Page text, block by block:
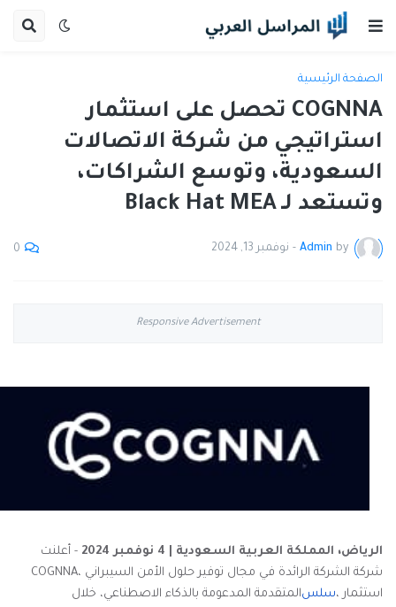
الصفحة الرئيسية
COGNNA تحصل على استثمار
استراتيجي من شركة الاتصالات
السعودية، وتوسع الشراكات،
وتستعد لـ Black Hat MEA
by
Admin
- نوفمبر 13, 2024 0
Responsive Advertisement
الرياض، المملكة العربية السعودية | 4 نوفمبر 2024
- أعلنت
شركة الشركة الرائدة في مجال توفير حلول الأمن السيبراني
المتقدمة المدعومة بالذكاء الاصطناعي، خلالسلس،استثمار